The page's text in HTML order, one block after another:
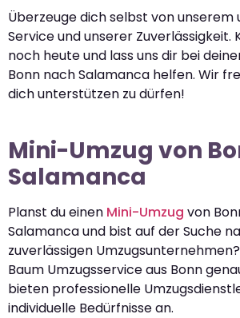
Überzeuge dich selbst von
Service und unserer Zuverlässigkeit.
noch heute und lass uns dir bei
Bonn nach Salamanca helfen. Wir
dich unterstützen zu dürfen!
Mini-Umzug von
Salamanca
Planst du einen Mini-Umzug von
Salamanca und bist auf der Suche
zuverlässigen
Baum Umzugsservice aus Bonn
bieten professionelle
individuelle Bedürfnisse an.